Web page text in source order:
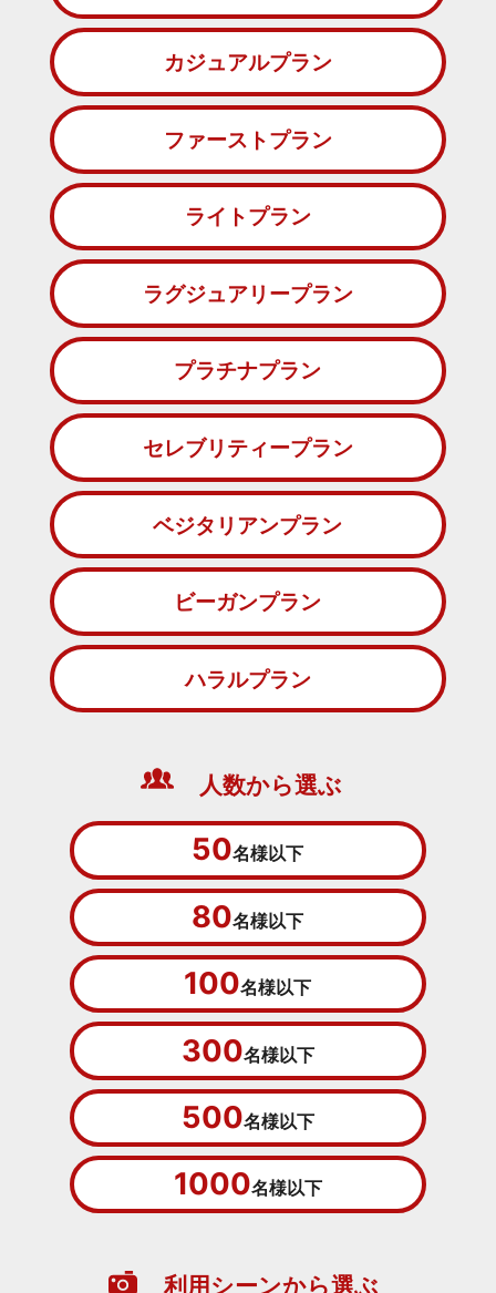
カジュアルプラン
ファーストプラン
ライトプラン
ラグジュアリープラン
プラチナプラン
セレブリティープラン
ベジタリアンプラン
ビーガンプラン
ハラルプラン
人数から選ぶ
50名様以下
80名様以下
100名様以下
300名様以下
500名様以下
1000名様以下
利用シーンから選ぶ